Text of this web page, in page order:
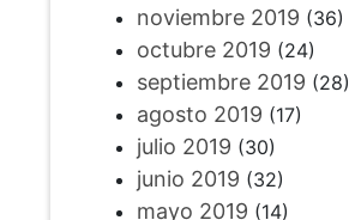
noviembre 2019 (36)
octubre 2019 (24)
septiembre 2019 (28)
agosto 2019 (17)
julio 2019 (30)
junio 2019 (32)
mayo 2019 (14)